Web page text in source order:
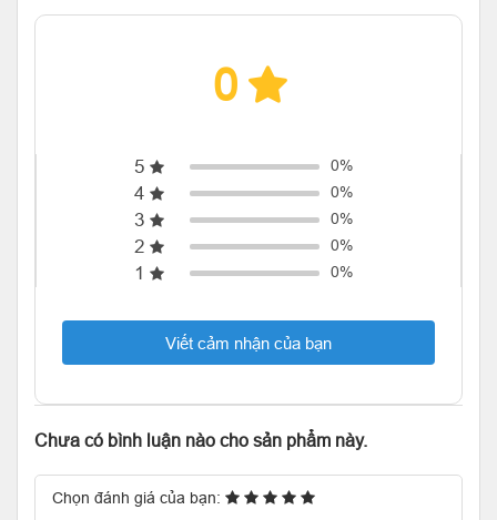
0
5 0%
4 0%
3 0%
2 0%
1 0%
Viết cảm nhận của bạn
Chưa có bình luận nào cho sản phẩm này.
Chọn đánh giá của bạn: